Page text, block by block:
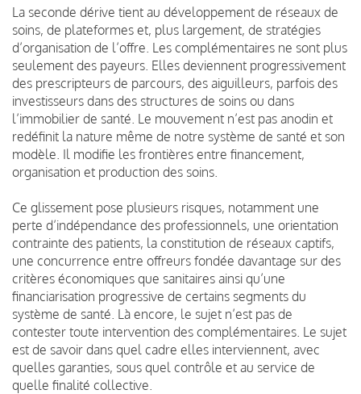
La seconde dérive tient au développement de réseaux de
soins, de plateformes et, plus largement, de stratégies
d’organisation de l’offre. Les complémentaires ne sont plus
seulement des payeurs. Elles deviennent progressivement
des prescripteurs de parcours, des aiguilleurs, parfois des
investisseurs dans des structures de soins ou dans
l’immobilier de santé. Le mouvement n’est pas anodin et
redéfinit la nature même de notre système de santé et son
modèle. Il modifie les frontières entre financement,
organisation et production des soins.
Ce glissement pose plusieurs risques, notamment une
perte d’indépendance des professionnels, une orientation
contrainte des patients, la constitution de réseaux captifs,
une concurrence entre offreurs fondée davantage sur des
critères économiques que sanitaires ainsi qu’une
financiarisation progressive de certains segments du
système de santé. Là encore, le sujet n’est pas de
contester toute intervention des complémentaires. Le sujet
est de savoir dans quel cadre elles interviennent, avec
quelles garanties, sous quel contrôle et au service de
quelle finalité collective.